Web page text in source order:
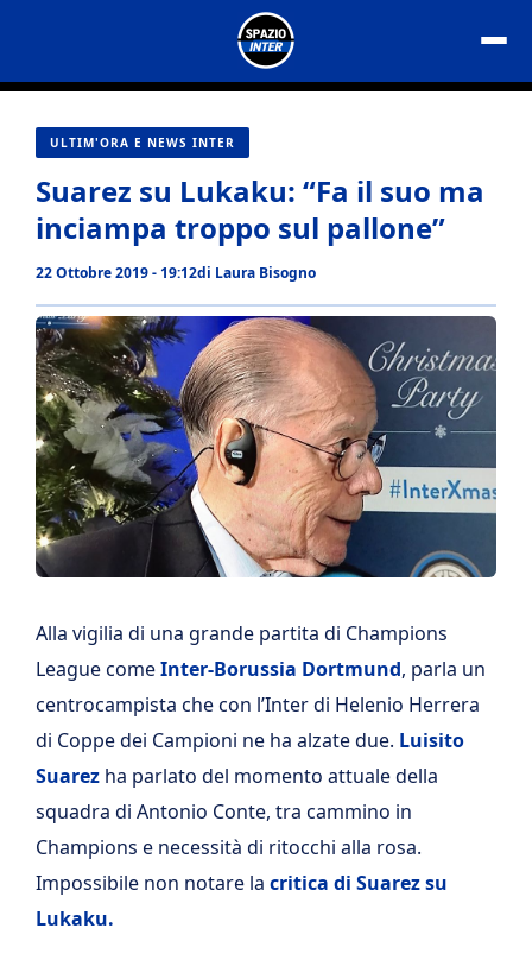
contenuto
ULTIM'ORA E NEWS INTER
Suarez su Lukaku: “Fa il suo ma
inciampa troppo sul pallone”
22 Ottobre 2019 - 19:12di Laura Bisogno
Alla vigilia di una grande partita di Champions
League comeInter-Borussia Dortmund, parla un
centrocampista che con l’Inter di Helenio Herrera
di Coppe dei Campioni ne ha alzate due. Luisito
Suarez ha parlato del momento attuale della
squadra di Antonio Conte, tra cammino in
Champions e necessità di ritocchi alla rosa.
Impossibile non notare la critica di Suarez su
Lukaku.